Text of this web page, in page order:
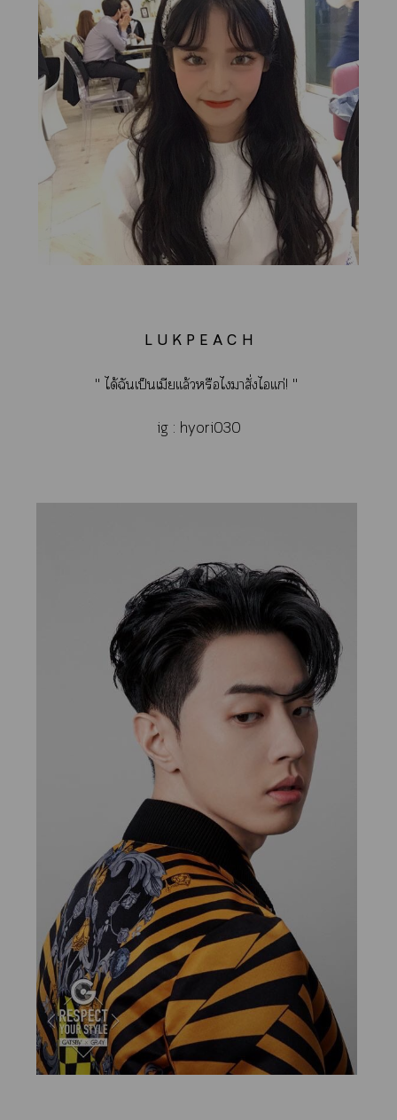
L U K P E A C H
" ได้ฉันเป็นเมียเเล้วหรือไมาสั่งไเเก่! "
ig : hyori030